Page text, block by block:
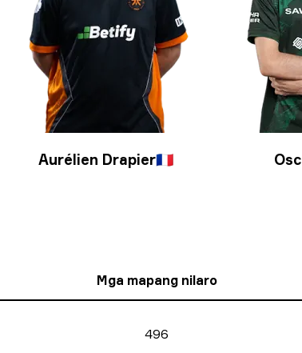
Aurélien Drapier🇫🇷
Mga mapang nilaro
496